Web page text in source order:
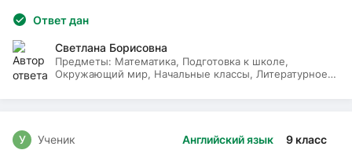
Ответ дан
Светлана Борисовна
Предметы: Математика, Подготовка к школе,
Окружающий мир, Начальные классы, Литературное
Английский язык 9 класс
У Ученик